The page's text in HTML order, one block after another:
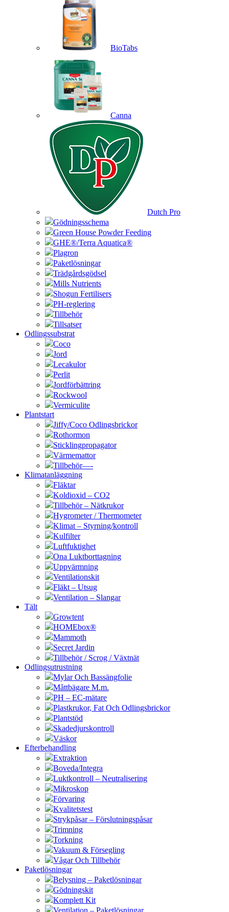
BioTabs
Canna
Dutch Pro
Gödningsschema
Green House Powder Feeding
GHE®/Terra Aquatica®
Plagron
Paketlösningar
Trädgårdsgödsel
Mills Nutrients
Shogun Fertilisers
PH-reglering
Tillbehör
Tillsatser
Odlingssubstrat
Coco
Jord
Lecakulor
Perlit
Jordförbättring
Rockwool
Vermiculite
Plantstart
Jiffy/Coco Odlingsbrickor
Rothormon
Sticklingpropagator
Värmemattor
Tillbehör—-
Klimatanläggning
Fläktar
Koldioxid – CO2
Tillbehör – Nätkrukor
Hygrometer / Thermometer
Klimat – Styrning/kontroll
Kulfilter
Luftfuktighet
Ona Luktborttagning
Uppvärmning
Ventilationskit
Fläkt – Utsug
Ventilation – Slangar
Tält
Growtent
HOMEbox®
Mammoth
Secret Jardin
Tillbehör / Scrog / Växtnät
Odlingsutrustning
Mylar Och Bassängfolie
Måttbägare M.m.
PH – EC-mätare
Plastkrukor, Fat Och Odlingsbrickor
Plantstöd
Skadedjurskontroll
Väskor
Efterbehandling
Extraktion
Boveda/Integra
Luktkontroll – Neutralisering
Mikroskop
Förvaring
Kvalitetstest
Strykpåsar – Förslutningspåsar
Trimning
Torkning
Vakuum & Försegling
Vågar Och Tillbehör
Paketlösningar
Belysning – Paketlösningar
Gödningskit
Komplett Kit
Ventilation – Paketlösningar